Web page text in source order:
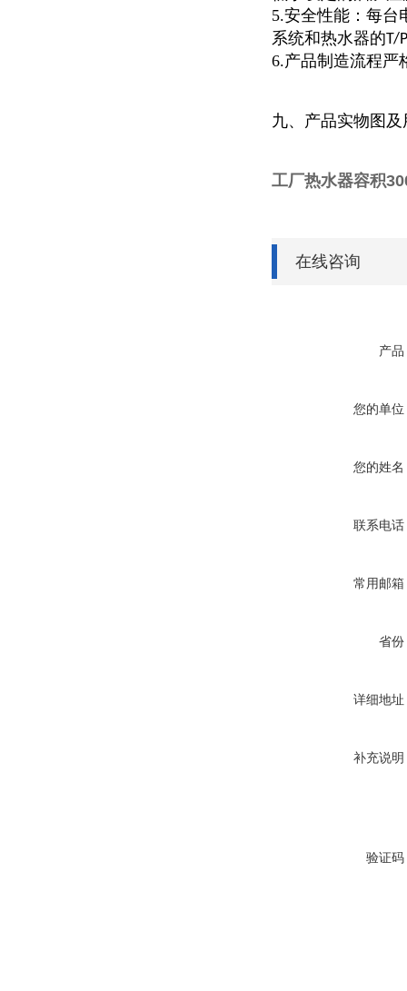
5.安全性能：每台
系统和热水器的T/P
6.产品制造流程严
九、产品实物图
工厂热水器容积
在线咨询
产品
您的单位
您的姓名
联系电话
常用邮箱
省份
详细地址
补充说明
验证码